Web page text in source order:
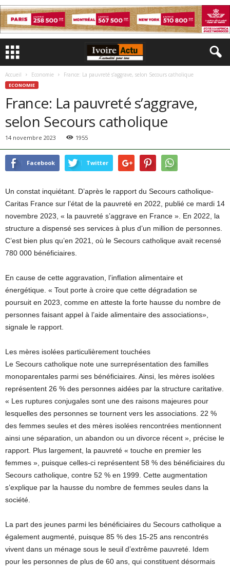
Accueil Economie France: La pauvreté s’aggrave, selon Secours catholique
ECONOMIE
France: La pauvreté s’aggrave,
selon Secours catholique
14 novembre 2023 1955
Facebook Twitter
Un constat inquiétant. D’après le rapport du Secours catholique-
Caritas France sur l’état de la pauvreté en 2022, publié ce mardi 14
novembre 2023, « la pauvreté s’aggrave en France ». En 2022, la
structure a dispensé ses services à plus d’un million de personnes.
C’est bien plus qu’en 2021, où le Secours catholique avait recensé
780 000 bénéficiaires.
En cause de cette aggravation, l’inflation alimentaire et
énergétique. « Tout porte à croire que cette dégradation se
poursuit en 2023, comme en atteste la forte hausse du nombre de
personnes faisant appel à l’aide alimentaire des associations»,
signale le rapport.
Les mères isolées particulièrement touchées
Le Secours catholique note une surreprésentation des familles
monoparentales parmi ses bénéficiaires. Ainsi, les mères isolées
représentent 26 % des personnes aidées par la structure caritative.
« Les ruptures conjugales sont une des raisons majeures pour
lesquelles des personnes se tournent vers les associations. 22 %
des femmes seules et des mères isolées rencontrées mentionnent
ainsi une séparation, un abandon ou un divorce récent », précise le
rapport. Plus largement, la pauvreté « touche en premier les
femmes », puisque celles-ci représentent 58 % des bénéficiaires du
Secours catholique, contre 52 % en 1999. Cette augmentation
s’explique par la hausse du nombre de femmes seules dans la
société.
La part des jeunes parmi les bénéficiaires du Secours catholique a
également augmenté, puisque 85 % des 15-25 ans rencontrés
vivent dans un ménage sous le seuil d’extrême pauvreté. Idem
pour les personnes de plus de 60 ans, qui constituent désormais